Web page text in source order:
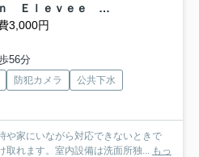
ｌｅ ｄｅ ｌａ Ｍａｉｎ Ｅｌｅｖｅｅ ｈｉｇａｓｈｉｕｒ
3,000円
56分
防犯カメラ
公共下水
や家にいながら対応できないときで
取れます。室内設備は洗面所独...
もっ